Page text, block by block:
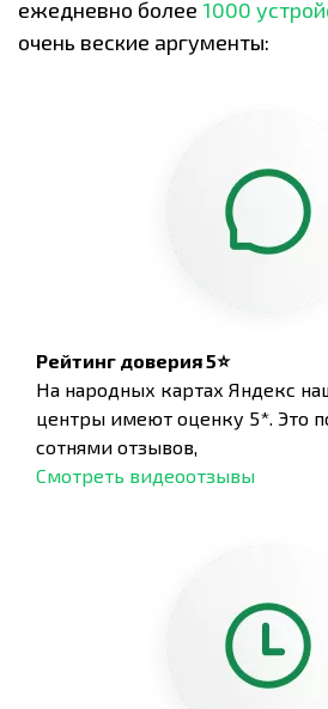
ежедневно более 1000
очень веские аргументы:
Рейтинг доверия 5⭐
На народных картах Яндекс
центры имеют оценку 5*. Это
сотнями отзывов,
Смотреть видеоотзывы